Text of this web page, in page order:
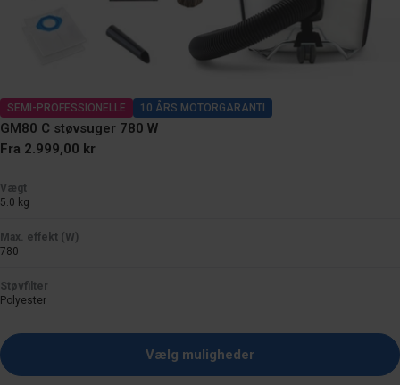
SEMI-PROFESSIONELLE 10 ÅRS MOTORGARANTI
GM80 C støvsuger 780 W
Normal
Fra 2.999,00 kr
Vægt
5.0 kg
Max. effekt (W)
780
Støvfilter
Polyester
Vælg muligheder